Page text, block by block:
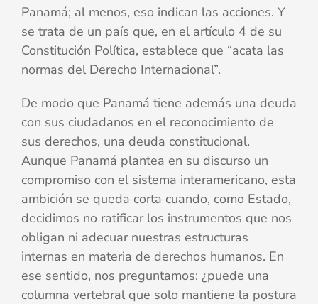
Panamá; al menos, eso indican las acciones. Y
se trata de un país que, en el artículo 4 de su
Constitución Política, establece que “acata las
normas del Derecho Internacional”.
De modo que Panamá tiene además una deuda
con sus ciudadanos en el reconocimiento de
sus derechos, una deuda constitucional.
Aunque Panamá plantea en su discurso un
compromiso con el sistema interamericano, esta
ambición se queda corta cuando, como Estado,
decidimos no ratificar los instrumentos que nos
obligan ni adecuar nuestras estructuras
internas en materia de derechos humanos. En
ese sentido, nos preguntamos: ¿puede una
columna vertebral que solo mantiene la postura